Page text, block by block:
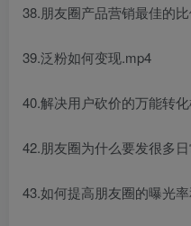
38.朋友圈产品营销最佳的
39.泛粉如何变现.mp4
40.解决用户砍价的万能转
42.朋友圈为什么要发很多
43.如何提高朋友圈的曝光